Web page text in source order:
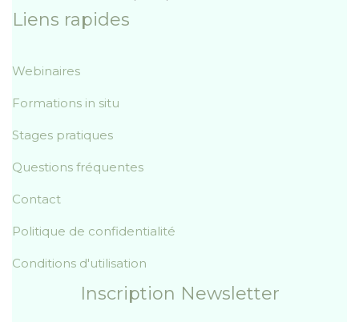
Liens rapides
Webinaires
Formations in situ
Stages pratiques
Questions fréquentes
Contact
Politique de confidentialité
Conditions d'utilisation
Inscription Newsletter